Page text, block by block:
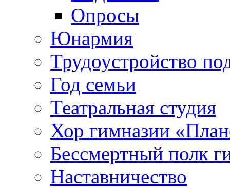
Опросы
Юнармия
Трудоустройство
Год семьи
Театральная студия
Хор гимназии
Бессмертный полк
Наставничество